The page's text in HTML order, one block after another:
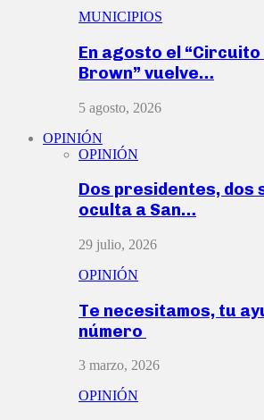
MUNICIPIOS
En agosto el
Brown” vuelve…
5 agosto, 2026
OPINIÓN
OPINIÓN
Dos presidentes, dos
oculta a San…
29 julio, 2026
OPINIÓN
Te necesitamos, tu
número
3 marzo, 2026
OPINIÓN